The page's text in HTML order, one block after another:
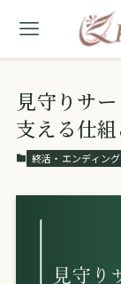
見守りサ
支える仕
終活・エンディング